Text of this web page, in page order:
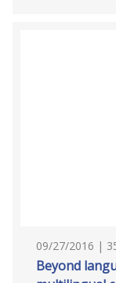
09/27/2016 |
Beyond